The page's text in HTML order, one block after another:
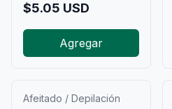
$5.05 USD
Agregar
Afeitado / Depilación